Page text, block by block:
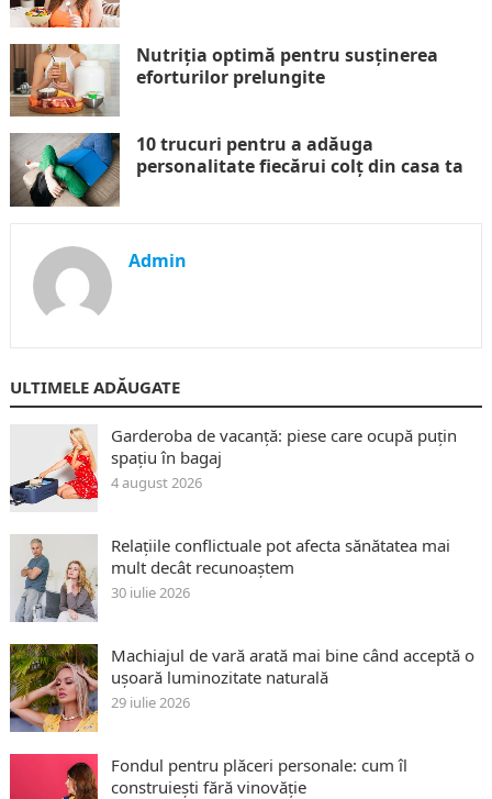
Nutriția optimă pentru susținerea
eforturilor prelungite
10 trucuri pentru a adăuga
personalitate fiecărui colț din casa ta
Admin
ULTIMELE ADĂUGATE
Garderoba de vacanță: piese care ocupă puțin
spațiu în bagaj
4 august 2026
Relațiile conflictuale pot afecta sănătatea mai
mult decât recunoaștem
30 iulie 2026
Machiajul de vară arată mai bine când acceptă o
ușoară luminozitate naturală
29 iulie 2026
Fondul pentru plăceri personale: cum îl
construiești fără vinovăție